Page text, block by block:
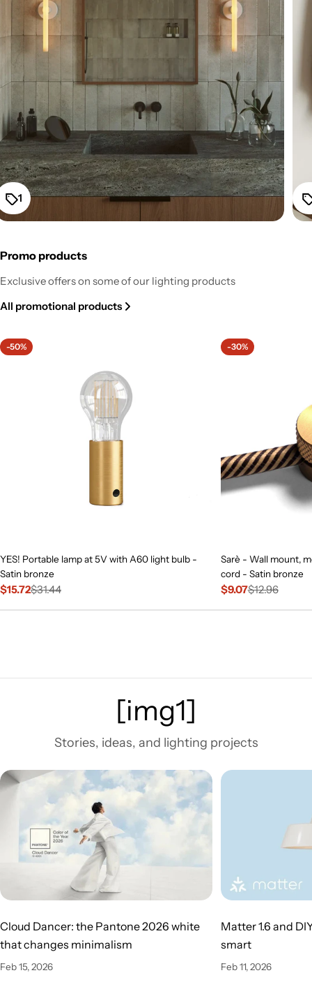
1
Fermaluce Esse14 Wall or Ceiling Mount for S14d LED
Regular
From $52.20
Promo products
Exclusive offers on some of our lighting products
All promotional products
-50%
YES! Portable lamp at 5V with A60 light bulb -
Satin bronze
Sale
price
$15.72
Regular
price
$31.44
-30%
Sarè - Wall mount,
cord - Satin bronze
Sale
price
$9.07
Regular
price
$12.96
[img1]
Stories, ideas, and lighting projects
Cloud Dancer: the Pantone 2026 white
that changes minimalism
Feb 15, 2026
Matter 1.6 and
smart
Feb 11, 2026